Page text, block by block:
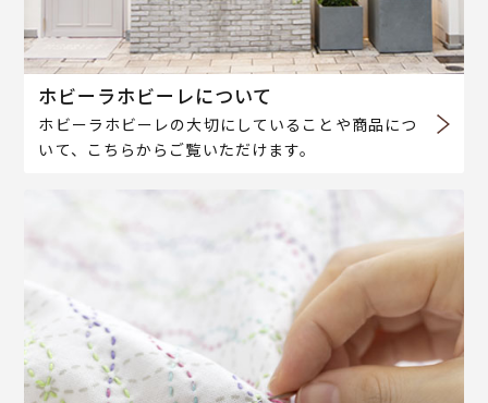
ホビーラホビーレについて
ホビーラホビーレの大切にしていることや商品につ
いて、こちらからご覧いただけます。